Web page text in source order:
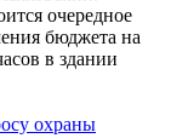
очередное
бюджета на
в здании
охраны